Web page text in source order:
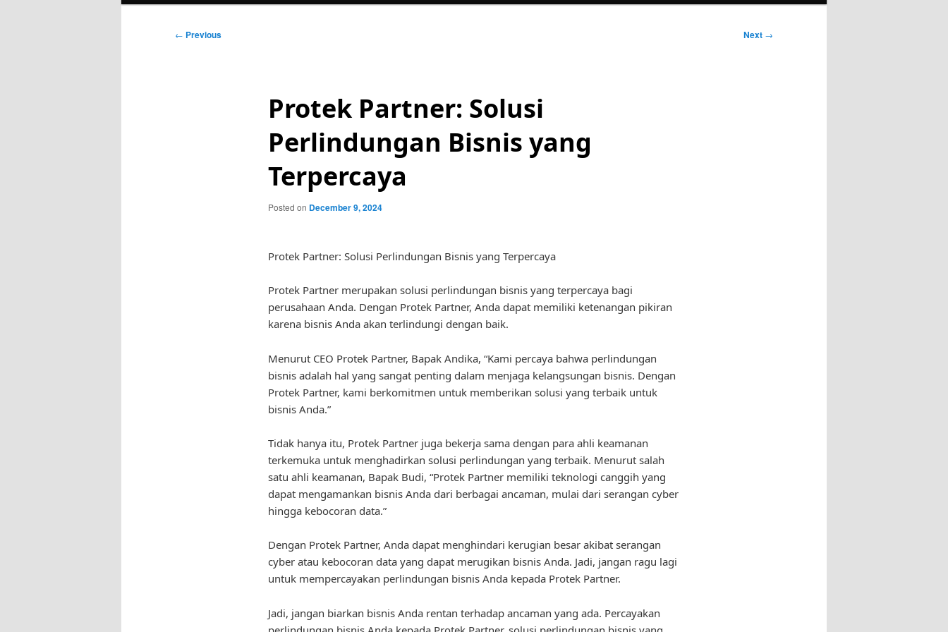
Post
← Previous Next →
Protek Partner: Solusi
Perlindungan Bisnis yang
Terpercaya
Posted on December 9, 2024
Protek Partner: Solusi Perlindungan Bisnis yang Terpercaya
Protek Partner merupakan solusi perlindungan bisnis yang terpercaya bagi
perusahaan Anda. Dengan Protek Partner, Anda dapat memiliki ketenangan pikiran
karena bisnis Anda akan terlindungi dengan baik.
Menurut CEO Protek Partner, Bapak Andika, “Kami percaya bahwa perlindungan
bisnis adalah hal yang sangat penting dalam menjaga kelangsungan bisnis. Dengan
Protek Partner, kami berkomitmen untuk memberikan solusi yang terbaik untuk
bisnis Anda.”
Tidak hanya itu, Protek Partner juga bekerja sama dengan para ahli keamanan
terkemuka untuk menghadirkan solusi perlindungan yang terbaik. Menurut salah
satu ahli keamanan, Bapak Budi, “Protek Partner memiliki teknologi canggih yang
dapat mengamankan bisnis Anda dari berbagai ancaman, mulai dari serangan cyber
hingga kebocoran data.”
Dengan Protek Partner, Anda dapat menghindari kerugian besar akibat serangan
cyber atau kebocoran data yang dapat merugikan bisnis Anda. Jadi, jangan ragu lagi
untuk mempercayakan perlindungan bisnis Anda kepada Protek Partner.
Jadi, jangan biarkan bisnis Anda rentan terhadap ancaman yang ada. Percayakan